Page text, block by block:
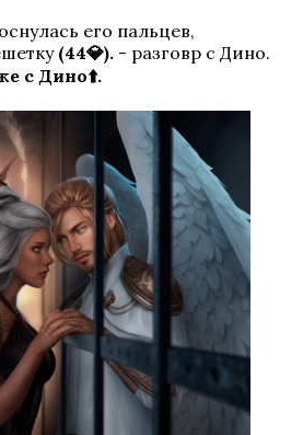
его пальцев,
(44💎). - разговр с Дино.
с Дино⬆️.